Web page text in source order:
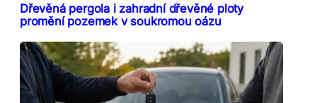
Dřevěná pergola i zahradní dřevěné ploty
promění pozemek v soukromou oázu